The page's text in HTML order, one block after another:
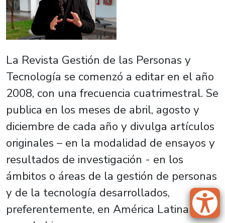
La Revista Gestión de las Personas y
Tecnología se comenzó a editar en el año
2008, con una frecuencia cuatrimestral. Se
publica en los meses de abril, agosto y
diciembre de cada año y divulga artículos
originales – en la modalidad de ensayos y
resultados de investigación - en los
ámbitos o áreas de la gestión de personas
y de la tecnología desarrollados,
preferentemente, en América Latina y el